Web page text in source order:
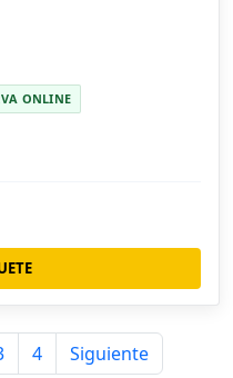
ONLINE
4 Siguiente